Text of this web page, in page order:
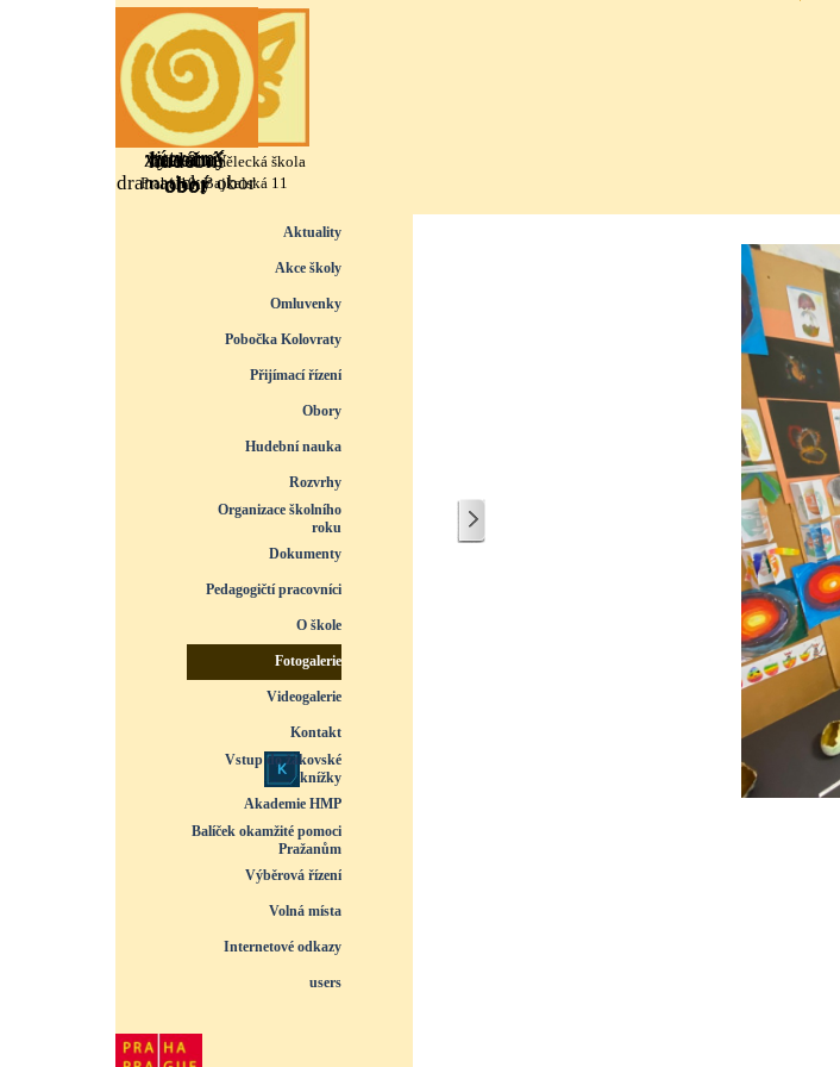
výtvarný
taneční
literárně
hudební
Základní umělecká škola
Praha 10, Bajkalská 11
obor
obor
dramatický obor
obor
Přeskočit menu
Aktuality
Akce školy
Omluvenky
Pobočka Kolovraty
Přijímací řízení
Obory
Hudební nauka
Rozvrhy
Organizace školního
roku
Dokumenty
Pedagogičtí pracovníci
O škole
Fotogalerie
Videogalerie
Kontakt
Vstup do žákovské
knížky
Akademie HMP
Balíček okamžité pomoci
Pražanům
Výběrová řízení
Volná místa
Internetové odkazy
users